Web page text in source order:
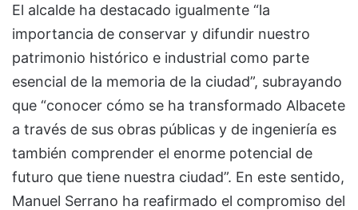
El alcalde ha destacado igualmente “la
importancia de conservar y difundir nuestro
patrimonio histórico e industrial como parte
esencial de la memoria de la ciudad”, subrayando
que “conocer cómo se ha transformado Albacete
a través de sus obras públicas y de ingeniería es
también comprender el enorme potencial de
futuro que tiene nuestra ciudad”. En este sentido,
Manuel Serrano ha reafirmado el compromiso del